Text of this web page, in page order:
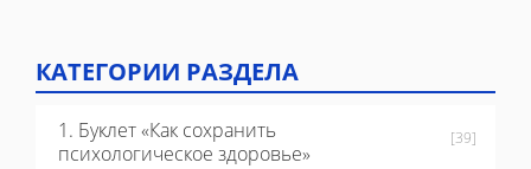
КАТЕГОРИИ РАЗДЕЛА
1. Буклет «Как сохранить
психологическое здоровье»
[39]